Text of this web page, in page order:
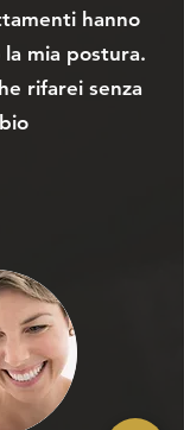
hanno
mia postura.
rifarei senza